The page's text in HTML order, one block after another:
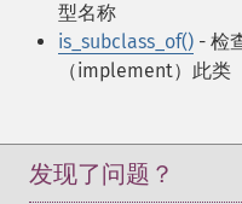
型名称
is_subclass_of() - 检
（implement）此类
发现了问题？